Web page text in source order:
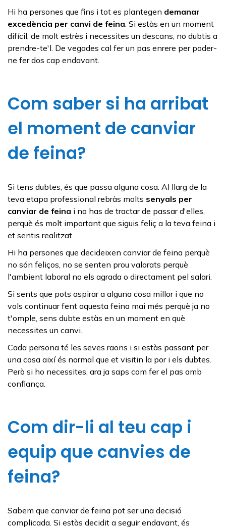
Hi ha persones que fins i tot es plantegen demanar
excedència per canvi de feina . Si estàs en un moment
difícil, de molt estrès i necessites un descans, no dubtis a
prendre-te'l. De vegades cal fer un pas enrere per poder-
ne fer dos cap endavant.
Com saber si ha arribat
el moment de canviar
de feina?
Si tens dubtes, és que passa alguna cosa. Al llarg de la
teva etapa professional rebràs molts senyals per
canviar de feina i no has de tractar de passar d'elles,
perquè és molt important que siguis feliç a la teva feina i
et sentis realitzat.
Hi ha persones que decideixen canviar de feina perquè
no són feliços, no se senten prou valorats perquè
l'ambient laboral no els agrada o directament pel salari.
Si sents que pots aspirar a alguna cosa millor i que no
vols continuar fent aquesta feina mai més perquè ja no
t'omple, sens dubte estàs en un moment en què
necessites un canvi.
Cada persona té les seves raons i si estàs passant per
una cosa així és normal que et visitin la por i els dubtes.
Però si ho necessites, ara ja saps com fer el pas amb
confiança.
Com dir-li al teu cap i
equip que canvies de
feina?
Sabem que canviar de feina pot ser una decisió
complicada. Si estàs decidit a seguir endavant, és